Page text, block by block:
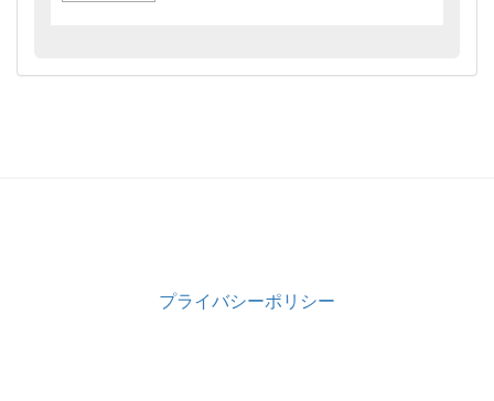
プライバシーポリシー